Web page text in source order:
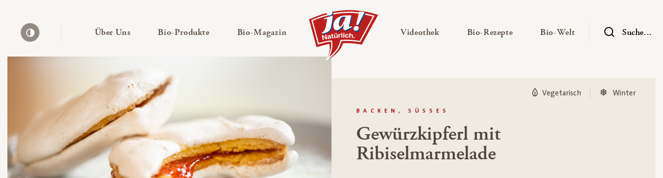
Über Uns— Untermenü ausklappen
Bio-Produkte— Untermenü ausklappen
Bio-Magazin — Untermenü ausklappen Videothek— Untermenü ausklappen
Bio-Rezepte— Untermenü ausklappen
Bio-Welt — UntermenüSuche...
BACKEN, SÜSSES
Vegetarisch Winter
Gewürzkipferl mit
Ribiselmarmelade